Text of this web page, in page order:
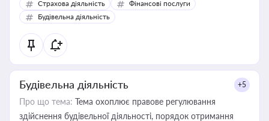
бухгалтера під час оподаткування, приватизації, оренди
державного майна, корпоративних угод і перевірки
статусу суб'єктів оціночної діяльності
Страхова діяльність
Фінансові послуги
Будівельна діяльність
Будівельна діяльність +5
Про що тема: Тема охоплює правове регулювання
здійснення будівельної діяльності, порядок отримання